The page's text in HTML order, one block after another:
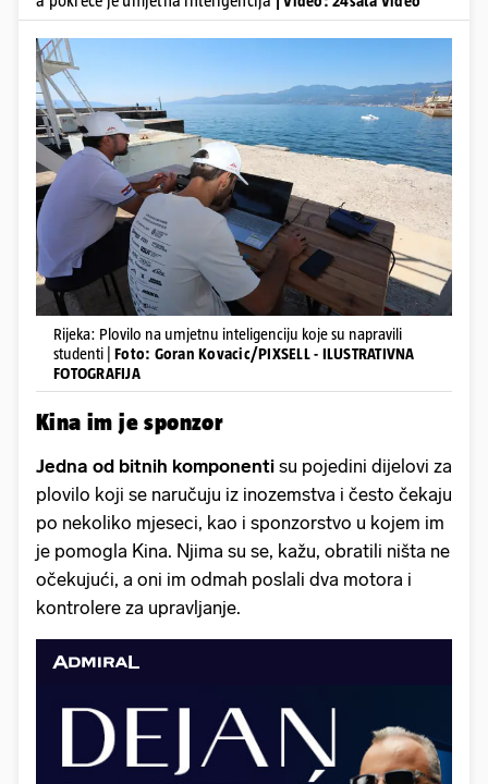
Rijeka: Plovilo na umjetnu inteligenciju koje su napravili
studenti | Foto: Goran Kovacic/PIXSELL - ILUSTRATIVNA
FOTOGRAFIJA
Kina im je sponzor
Jedna od bitnih komponenti su pojedini dijelovi za
plovilo koji se naručuju iz inozemstva i često čekaju
po nekoliko mjeseci, kao i sponzorstvo u kojem im
je pomogla Kina. Njima su se, kažu, obratili ništa ne
očekujući, a oni im odmah poslali dva motora i
kontrolere za upravljanje.